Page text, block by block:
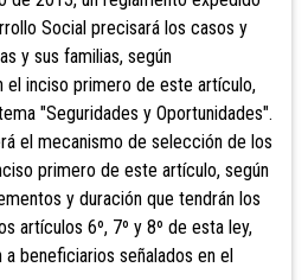
Social precisará los casos y
y sus familias, según
el inciso primero de este artículo,
"Seguridades y Oportunidades".
el mecanismo de selección de los
primero de este artículo, según
y duración que tendrán los
artículos 6º, 7º y 8º de esta ley,
beneficiarios señalados en el